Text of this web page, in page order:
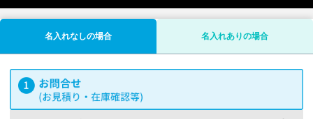
名入れなしの場合 名入れありの場合